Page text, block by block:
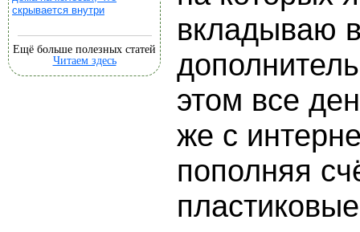
скрывается внутри
Ещё больше полезных статей
Читаем здесь
вкладываю
этом все
же с
пополняя